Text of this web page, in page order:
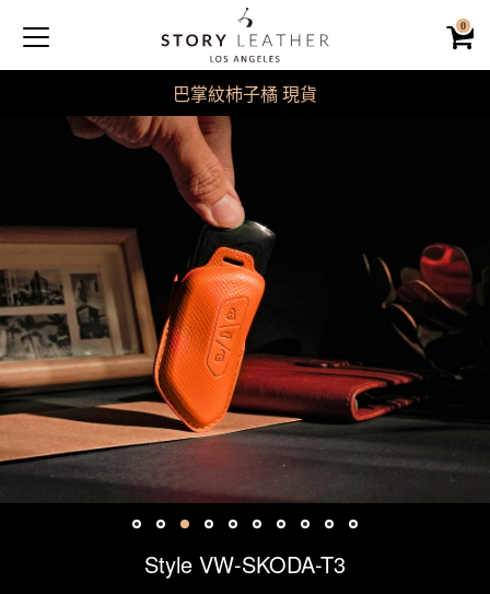
0
巴掌紋杮子橘 現貨
Style VW-SKODA-T3